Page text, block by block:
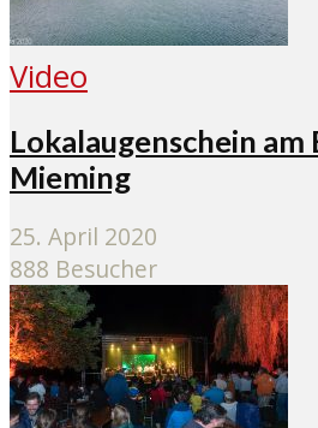
Video
Lokalaugenschein am
Mieming
25. April 2020
888 Besucher